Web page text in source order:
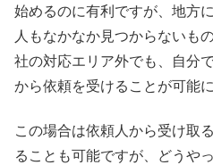
始めるのに有利ですが、地方
人もなかなか見つからないも
社の対応エリア外でも、自分
から依頼を受けることが可能
この場合は依頼人から受け取
ることも可能ですが、どうや